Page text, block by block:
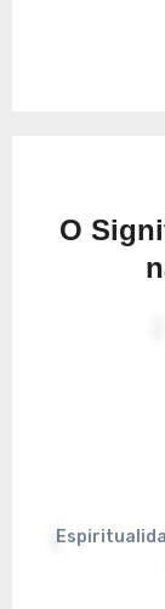
Caminhos para
Espiritualidade:
O